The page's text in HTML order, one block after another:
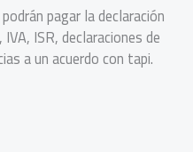
pagar la declaración
ISR, declaraciones de
a un acuerdo con tapi.